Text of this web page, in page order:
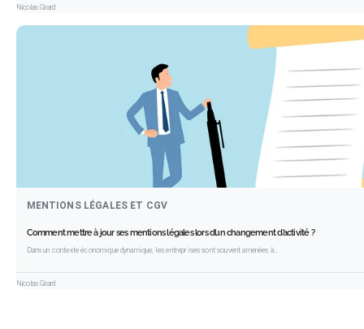
Nicolas Girard
MENTIONS LÉGALES ET CGV
Comment mettre à jour ses mentions légales lors d’un changement d’activité ?
Dans un contexte économique dynamique, les entreprises sont souvent amenées à…
Nicolas Girard